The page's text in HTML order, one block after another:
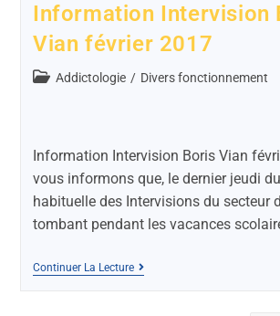
Information Intervision
Vian février 2017
Addictologie / Divers fonctionnement
Information Intervision Boris Vian
vous informons que, le dernier jeudi
habituelle des Intervisions du secteur
tombant pendant les vacances
Continuer La Lecture